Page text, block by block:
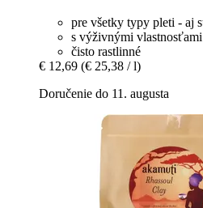
pre všetky typy pleti - aj
s výživnými vlastnosťami
čisto rastlinné
€ 12,69 (€ 25,38 / l)
Doručenie do 11. augusta